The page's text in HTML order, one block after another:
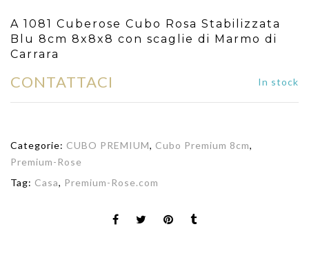
A 1081 Cuberose Cubo Rosa Stabilizzata
Blu 8cm 8x8x8 con scaglie di Marmo di
Carrara
CONTATTACI In stock
Categorie: CUBO PREMIUM, Cubo Premium 8cm,
Premium-Rose
Tag: Casa, Premium-Rose.com